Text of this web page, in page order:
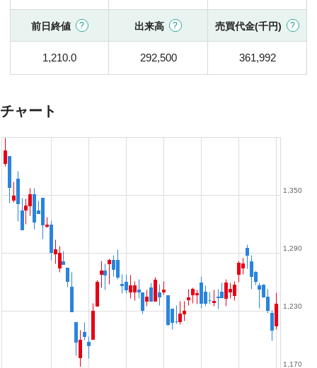
前日終値 出来高 売買代金(千円)
1,210.0 292,500 361,992
チャート
1,170
1,230
1,290
1,350